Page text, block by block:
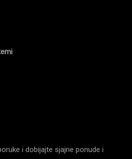
i dobijajte sjajne ponude i